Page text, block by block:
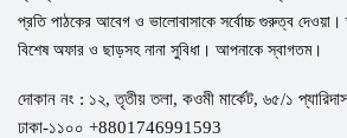
প্রতি পাঠকের আবেগ ও ভালোবাসাকে সর্বোচ্চ গুরুত্ব দেওয়া।
বিশেষ অফার ও ছাড়সহ নানা সুবিধা। আপনাকে স্বাগতম।
দোকান নং : ১২, তৃতীয় তলা, কওমী মার্কেট, ৬৫/১
ঢাকা-১১০০ +8801746991593